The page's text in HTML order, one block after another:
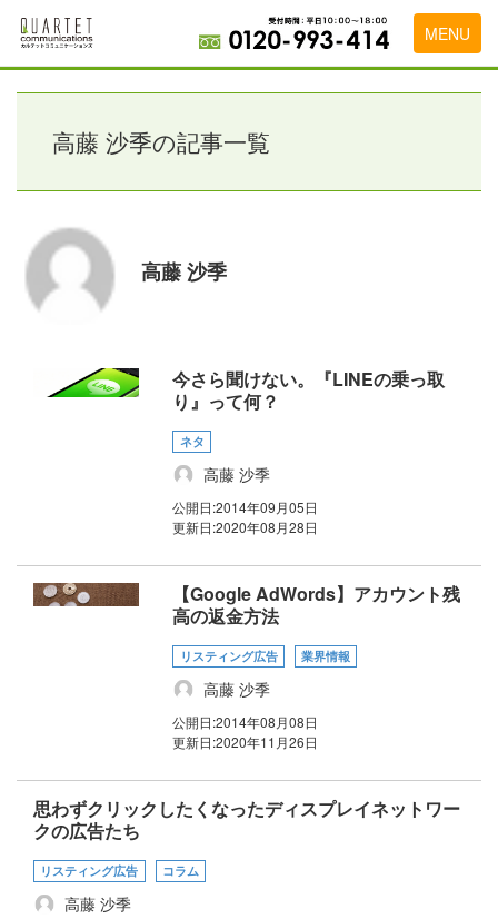
MENU
トップページ
料金表
初めて導入をお考えの方
代理店の乗り換えをお考えの方
広告代理店・HP制作会社様へ
お申し込みから運用開始までの流れ
高藤 沙季の記事一覧
高藤 沙季
今さら聞けない。『LINEの乗っ取
り』って何？
ネタ
高藤 沙季
公開日:2014年09月05日
更新日:2020年08月28日
【Google AdWords】アカウント残
高の返金方法
リスティング広告 業界情報
高藤 沙季
公開日:2014年08月08日
更新日:2020年11月26日
思わずクリックしたくなったディスプレイネットワー
クの広告たち
リスティング広告 コラム
高藤 沙季